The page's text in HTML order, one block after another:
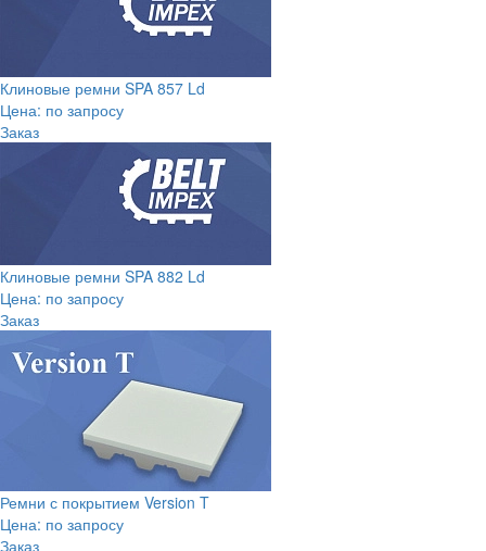
Клиновые ремни SPA 857 Ld
Цена: по запросу
Заказ
Клиновые ремни SPA 882 Ld
Цена: по запросу
Заказ
Ремни с покрытием Version T
Цена: по запросу
Заказ